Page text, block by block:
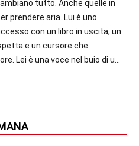
tutto. Anche quelle in
prendere aria. Lui è uno
con un libro in uscita, un
e un cursore che
Lei è una voce nel buio di u...